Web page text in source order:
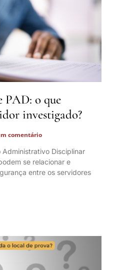
PAD: o que
investigado?
comentário
Administrativo Disciplinar
se relacionar e
entre os servidores